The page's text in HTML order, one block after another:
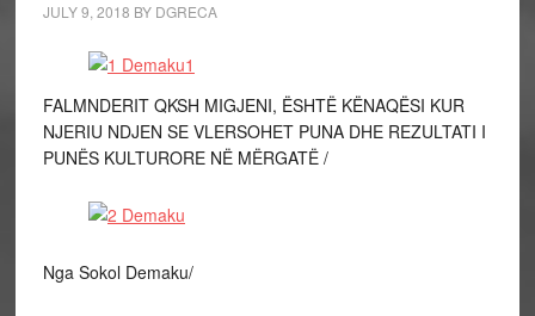
JULY 9, 2018 BY DGRECA
FALMNDERIT QKSH MIGJENI, ËSHTË KËNAQËSI KUR
NJERIU NDJEN SE VLERSOHET PUNA DHE REZULTATI I
PUNËS KULTURORE NË MËRGATË /
Nga Sokol Demaku/